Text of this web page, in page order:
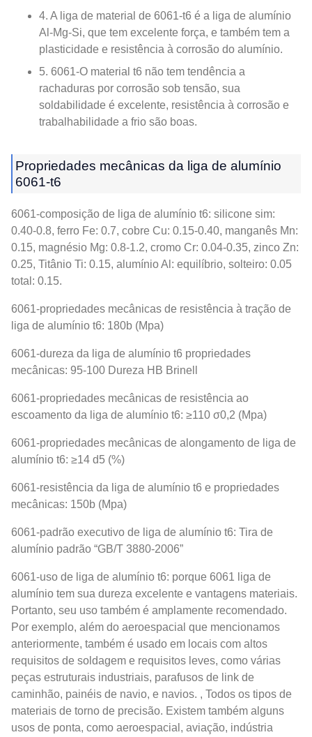
4. A liga de material de 6061-t6 é a liga de alumínio
Al-Mg-Si, que tem excelente força, e também tem a
plasticidade e resistência à corrosão do alumínio.
5. 6061-O material t6 não tem tendência a
rachaduras por corrosão sob tensão, sua
soldabilidade é excelente, resistência à corrosão e
trabalhabilidade a frio são boas.
Propriedades mecânicas da liga de alumínio
6061-t6
6061-composição de liga de alumínio t6: silicone sim:
0.40-0.8, ferro Fe: 0.7, cobre Cu: 0.15-0.40, manganês Mn:
0.15, magnésio Mg: 0.8-1.2, cromo Cr: 0.04-0.35, zinco Zn:
0.25, Titânio Ti: 0.15, alumínio Al: equilíbrio, solteiro: 0.05
total: 0.15.
6061-propriedades mecânicas de resistência à tração de
liga de alumínio t6: 180b (Mpa)
6061-dureza da liga de alumínio t6 propriedades
mecânicas: 95-100 Dureza HB Brinell
6061-propriedades mecânicas de resistência ao
escoamento da liga de alumínio t6: ≥110 σ0,2 (Mpa)
6061-propriedades mecânicas de alongamento de liga de
alumínio t6: ≥14 d5 (%)
6061-resistência da liga de alumínio t6 e propriedades
mecânicas: 150b (Mpa)
6061-padrão executivo de liga de alumínio t6: Tira de
alumínio padrão “GB/T 3880-2006”
6061-uso de liga de alumínio t6: porque 6061 liga de
alumínio tem sua dureza excelente e vantagens materiais.
Portanto, seu uso também é amplamente recomendado.
Por exemplo, além do aeroespacial que mencionamos
anteriormente, também é usado em locais com altos
requisitos de soldagem e requisitos leves, como várias
peças estruturais industriais, parafusos de link de
caminhão, painéis de navio, e navios. , Todos os tipos de
materiais de torno de precisão. Existem também alguns
usos de ponta, como aeroespacial, aviação, indústria